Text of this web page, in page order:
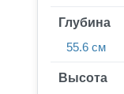
Глубина
55.6 см
Высота